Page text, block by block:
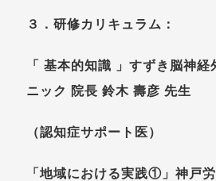
３．研修カリキュラム：
「 基本的知識 」すずき脳神経
ニック 院長 鈴木 壽彦 先生
（認知症サポート医）
「地域における実践①」神